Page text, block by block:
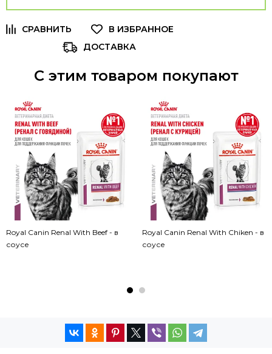
ДОСТАВКА
С этим товаром покупают
Royal Canin Renal With Beef - в
соусе
Royal Canin Renal With Chiken - в
соусе